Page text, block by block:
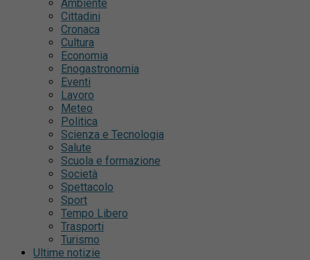
Ambiente
Cittadini
Cronaca
Cultura
Economia
Enogastronomia
Eventi
Lavoro
Meteo
Politica
Scienza e Tecnologia
Salute
Scuola e formazione
Società
Spettacolo
Sport
Tempo Libero
Trasporti
Turismo
Ultime notizie